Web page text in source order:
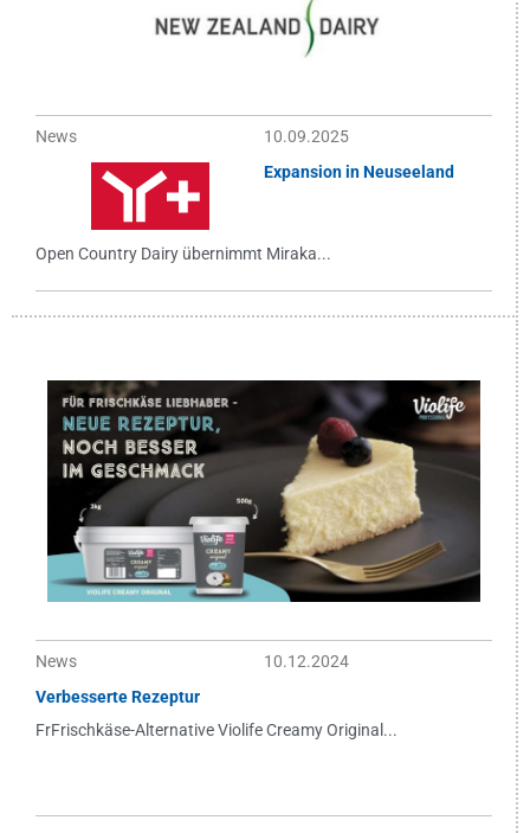
News
10.09.2025
Expansion in Neuseeland
Open Country Dairy übernimmt Miraka...
News
10.12.2024
Verbesserte Rezeptur
FrFrischkäse-Alternative Violife Creamy Original...